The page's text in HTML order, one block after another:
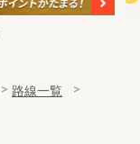
路線一覧